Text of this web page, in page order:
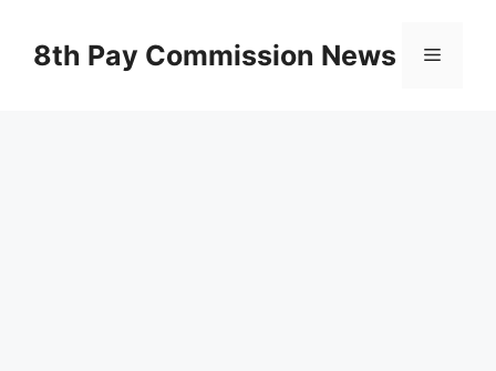
content8th Pay Commission News Menu